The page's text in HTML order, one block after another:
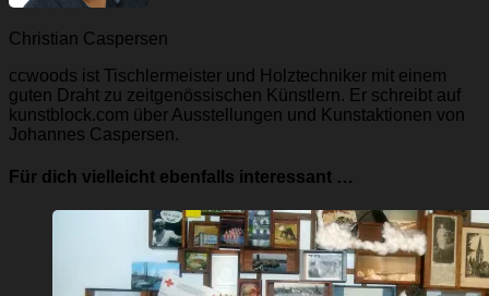
Christian Caspersen
ccwoods ist Tischlermeister und Holztechniker mit einem
guten Draht zu zeitgenössischen Künstlern. Er schreibt auf
kunstblock.com über Ausstellungen und Kunstaktionen von
Johannes Caspersen.
Für dich vielleicht ebenfalls interessant …